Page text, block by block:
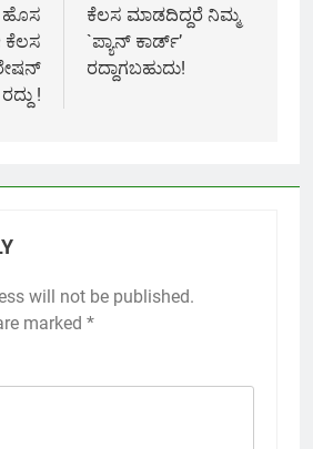
ಹೊಸ
ಕೆಲಸ
!
ಕೆಲಸ ಮಾಡದಿದ್ದರೆ ನಿಮ್ಮ
`ಪ್ಯಾನ್ ಕಾರ್ಡ್’
ರದ್ದಾಗಬಹುದು!
will not be published.
marked *